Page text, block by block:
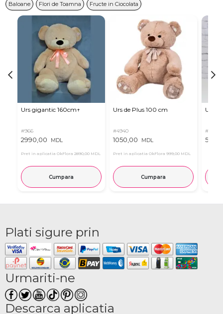
Baloane Flori de Toamna Fructe in Ciocolata
Urs gigantic 160cm↑
#966
2990,00 MDL
Pret in aplicatia OkFlora 2890,00 MDL
Cumpara
Urs de Plus 100 cm
#4940
1050,00 MDL
Pret in aplicatia OkFlora 999,00 MDL
Cumpara
Urs
#11
Plati sigure prin
Urmariti-ne
Descarca aplicatia